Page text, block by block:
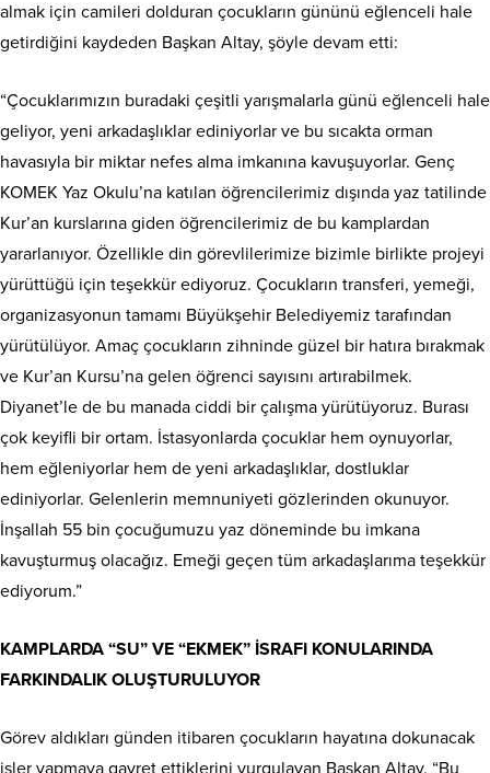
almak için camileri dolduran çocukların gününü eğlenceli hale
getirdiğini kaydeden Başkan Altay, şöyle devam etti:
“Çocuklarımızın buradaki çeşitli yarışmalarla günü eğlenceli hale
geliyor, yeni arkadaşlıklar ediniyorlar ve bu sıcakta orman
havasıyla bir miktar nefes alma imkanına kavuşuyorlar. Genç
KOMEK Yaz Okulu’na katılan öğrencilerimiz dışında yaz tatilinde
Kur’an kurslarına giden öğrencilerimiz de bu kamplardan
yararlanıyor. Özellikle din görevlilerimize bizimle birlikte projeyi
yürüttüğü için teşekkür ediyoruz. Çocukların transferi, yemeği,
organizasyonun tamamı Büyükşehir Belediyemiz tarafından
yürütülüyor. Amaç çocukların zihninde güzel bir hatıra bırakmak
ve Kur’an Kursu’na gelen öğrenci sayısını artırabilmek.
Diyanet’le de bu manada ciddi bir çalışma yürütüyoruz. Burası
çok keyifli bir ortam. İstasyonlarda çocuklar hem oynuyorlar,
hem eğleniyorlar hem de yeni arkadaşlıklar, dostluklar
ediniyorlar. Gelenlerin memnuniyeti gözlerinden okunuyor.
İnşallah 55 bin çocuğumuzu yaz döneminde bu imkana
kavuşturmuş olacağız. Emeği geçen tüm arkadaşlarıma teşekkür
ediyorum.”
KAMPLARDA “SU” VE “EKMEK” İSRAFI KONULARINDA
FARKINDALIK OLUŞTURULUYOR
Görev aldıkları günden itibaren çocukların hayatına dokunacak